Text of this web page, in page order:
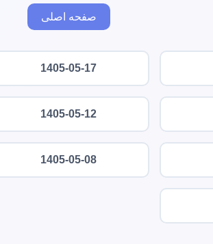
صفحه اصلی
1405-05-17
1405-05-12
1405-05-08